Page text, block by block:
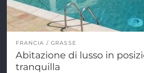
FRANCIA GRASSE
Abitazione di lusso in
tranquilla